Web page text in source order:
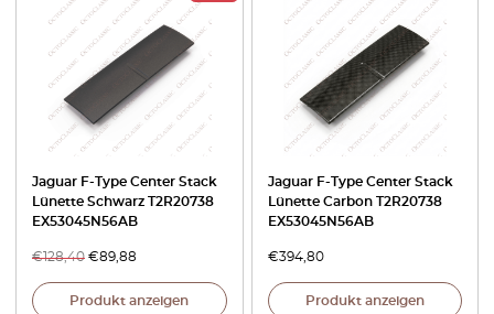
Jaguar F-Type Center Stack
Lünette Schwarz T2R20738
EX53045N56AB
€128,40 €89,88
Produkt anzeigen
Jaguar F-Type Center Stack
Lünette Carbon T2R20738
EX53045N56AB
€394,80
Produkt anzeigen